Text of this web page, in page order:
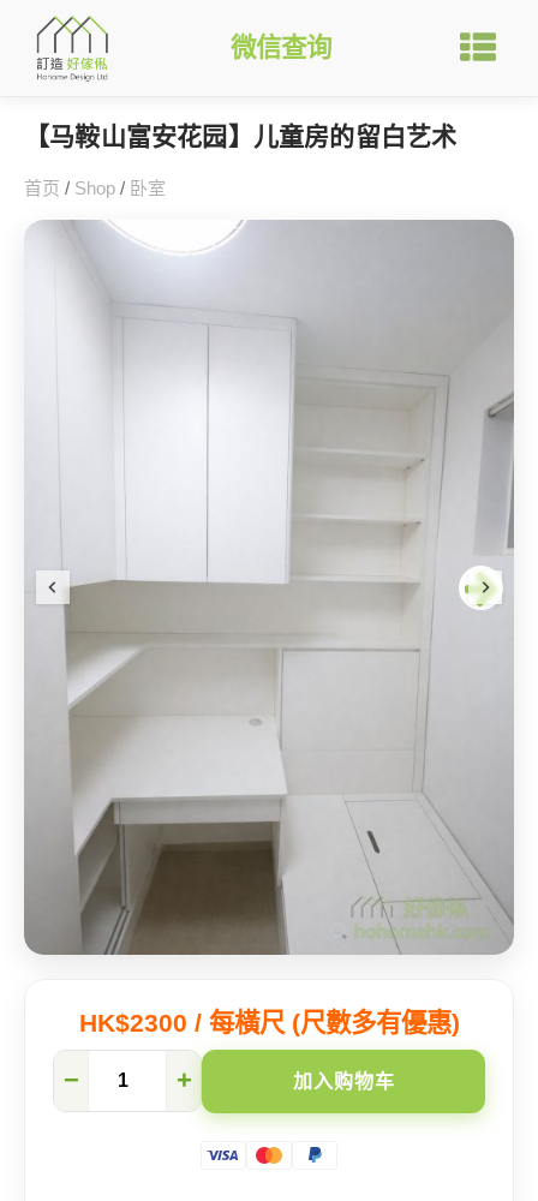
微信查询
【马鞍山富安花园】儿童房的留白艺术
首页 / Shop / 卧室
HK$2300 / 每橫尺 (尺數多有優惠)
山
− + 加入购物车